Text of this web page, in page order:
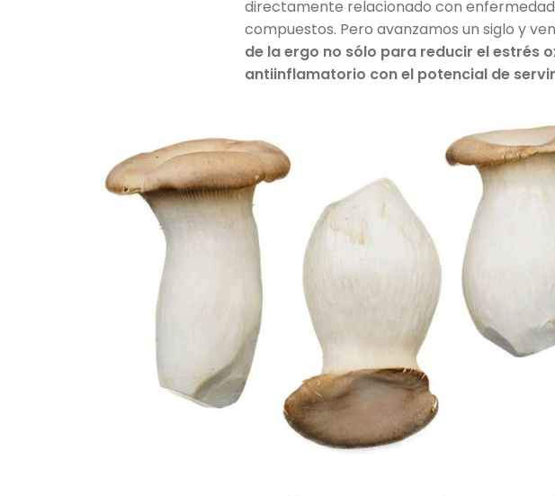
directamente relacionado con
compuestos. Pero avanzamos un siglo y
de la ergo no sólo para reducir el estrés
antiinflamatorio con el potencial de